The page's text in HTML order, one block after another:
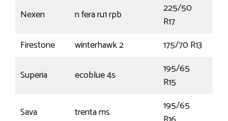
Nexen n fera ru1 rpb
225/50
R17
Firestone
winterhawk 2 175/70 R13
Superia
ecoblue 4s
195/65
R15
Sava trenta ms
195/65